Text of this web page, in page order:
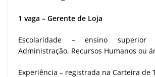
1 vaga – Gerente de Loja
Escolaridade – ensino superior
Administração, Recursos Humanos ou
Experiência – registrada na Carteira de